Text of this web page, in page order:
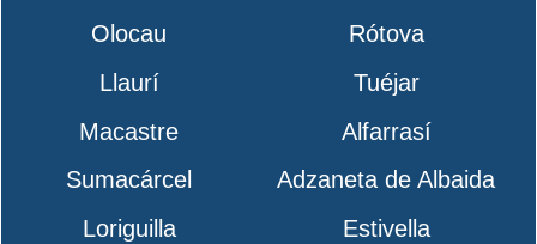
Olocau
Rótova
Llaurí
Tuéjar
Macastre
Alfarrasí
Sumacárcel
Adzaneta de Albaida
Loriguilla
Estivella